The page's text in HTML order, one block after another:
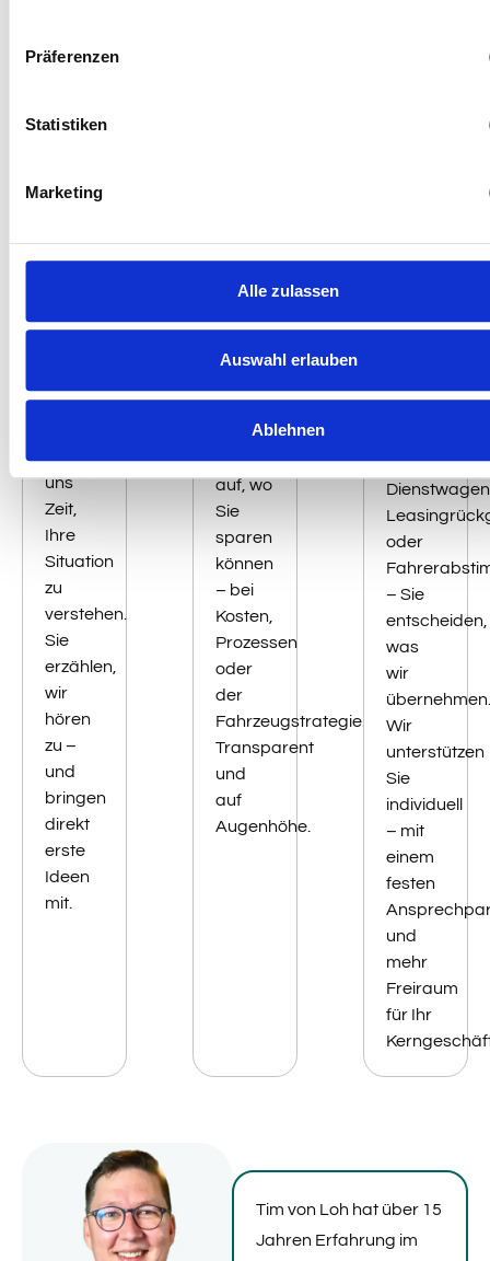
Präferenzen
Statistiken
Marketing
Alle zulassen
Auswahl erlauben
Ablehnen
So einfach starten Sie mit
Kostenfreies
–
nehmen
uns
Zeit,
Ihre
Situation
zu
verstehen.
Sie
erzählen,
wir
hören
zu –
und
bringen
direkt
erste
Ideen
mit.
Individuelle
Analyse
Ihres
Fuhrparks
Wir
zeigen
Ihnen
auf, wo
Sie
sparen
können
– bei
Kosten,
Prozessen
oder
der
Fahrzeugstrategie.
Transparent
und
auf
Augenhöhe.
Direkter
– wir
den
Ob
oder
– Sie
entscheiden,
was
wir
Wir
unterstützen
Sie
individuell
– mit
einem
festen
und
mehr
Freiraum
für Ihr
Tim von Loh hat über 15
Jahren Erfahrung im